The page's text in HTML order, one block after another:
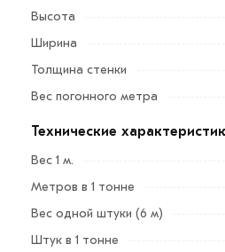
напрямую влияет на вес
Сферы применения трубы: в
построек, временное
станки), сельском хозяйстве
теплиц, навесов), частном
забора, скамейки и тд),
бытовки, лестницы и др.)
Высота
Ширина
Толщина стенки
Вес погонного метра
Технические
Вес 1 м.
Метров в 1 тонне
Вес одной штуки (6 м)
Штук в 1 тонне